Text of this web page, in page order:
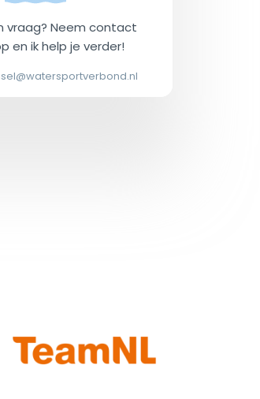
vraag? Neem contact
en ik help je verder!